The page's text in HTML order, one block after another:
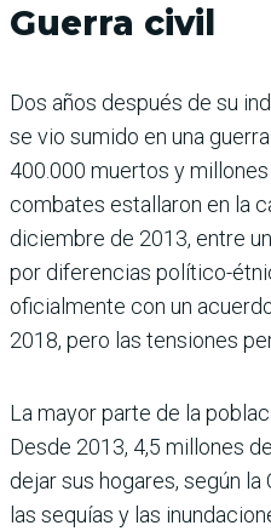
Guerra civil
Dos años después de su
se vio sumido en una
400.000 muertos y
combates estallaron en la
diciembre de 2013, entre
por diferencias político-
oficialmente con un
2018, pero las tensiones
La mayor parte de la
Desde 2013, 4,5 millones
dejar sus hogares, según la
las sequías y las